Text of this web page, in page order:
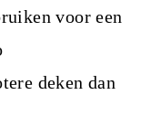
voor een
deken dan